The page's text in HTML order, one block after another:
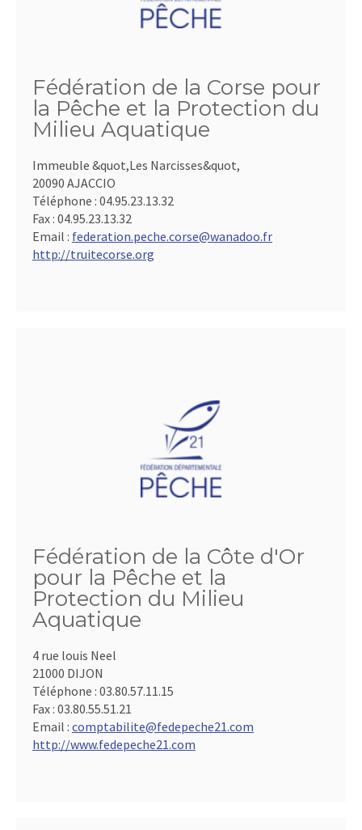
Fédération de la Corse pour
la Pêche et la Protection du
Milieu Aquatique
Immeuble &quot,Les Narcisses&quot,
20090 AJACCIO
Téléphone : 04.95.23.13.32
Fax : 04.95.23.13.32
Email : federation.peche.corse@wanadoo.fr
http://truitecorse.org
Fédération de la Côte d'Or
pour la Pêche et la
Protection du Milieu
Aquatique
4 rue louis Neel
21000 DIJON
Téléphone : 03.80.57.11.15
Fax : 03.80.55.51.21
Email : comptabilite@fedepeche21.com
http://www.fedepeche21.com